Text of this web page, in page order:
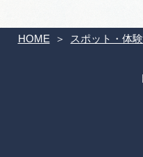
HOME スポット・体験